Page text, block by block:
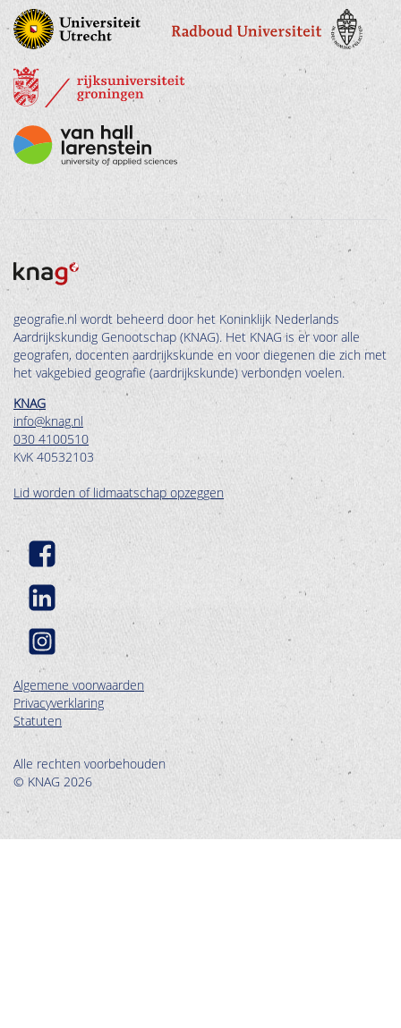
geografie.nl wordt beheerd door het Koninklijk Nederlands
Aardrijkskundig Genootschap (KNAG). Het KNAG is er voor alle
geografen, docenten aardrijkskunde en voor diegenen die zich met
het vakgebied geografie (aardrijkskunde) verbonden voelen.
KNAG
info@knag.nl
030 4100510
KvK 40532103
Lid worden of lidmaatschap opzeggen
Algemene voorwaarden
Privacyverklaring
Statuten
Alle rechten voorbehouden
© KNAG 2026